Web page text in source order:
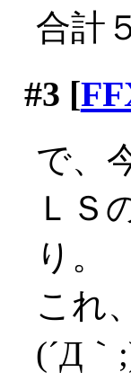
合計
#3 [
で、
ＬＳ
り。
これ
(´Д｀